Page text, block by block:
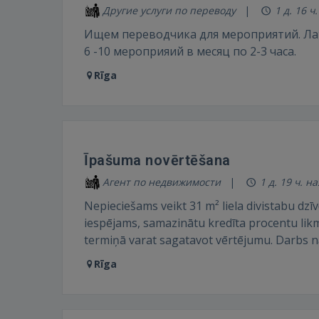
Другие услуги по переводу 1 д. 16
Ищем переводчика для мероприятий.
6 -10 мероприяий в месяц по 2-3 часа.
Rīga
Īpašuma novērtēšana
Агент по недвижимости 1 д. 19 ч.
Nepieciešams veikt 31 m² liela divistabu
iespējams, samazinātu kredīta procentu
termiņā varat sagatavot vērtējumu. Darbs
Rīga